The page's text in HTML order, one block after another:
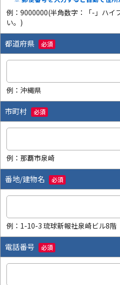
例：9000000(半角数字：「-」ハイ
い。)
都道府県 必須
例：沖縄県
市町村 必須
例：那覇市泉崎
番地/建物名 必須
例：1-10-3 琉球新報社泉崎ビル8
電話番号 必須